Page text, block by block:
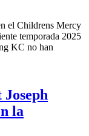
el Childrens Mercy
temporada 2025
KC no han
la